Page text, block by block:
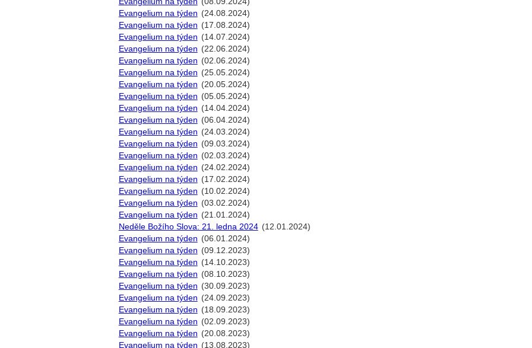
Evangelium na týden (24.08.2024)
Evangelium na týden (17.08.2024)
Evangelium na týden (14.07.2024)
Evangelium na týden (22.06.2024)
Evangelium na týden (02.06.2024)
Evangelium na týden (25.05.2024)
Evangelium na týden (20.05.2024)
Evangelium na týden (05.05.2024)
Evangelium na týden (14.04.2024)
Evangelium na týden (06.04.2024)
Evangelium na týden (24.03.2024)
Evangelium na týden (09.03.2024)
Evangelium na týden (02.03.2024)
Evangelium na týden (24.02.2024)
Evangelium na týden (17.02.2024)
Evangelium na týden (10.02.2024)
Evangelium na týden (03.02.2024)
Evangelium na týden (21.01.2024)
Neděle Božího Slova: 21. ledna 2024 (12.01.2024)
Evangelium na týden (06.01.2024)
Evangelium na týden (09.12.2023)
Evangelium na týden (14.10.2023)
Evangelium na týden (08.10.2023)
Evangelium na týden (30.09.2023)
Evangelium na týden (24.09.2023)
Evangelium na týden (18.09.2023)
Evangelium na týden (02.09.2023)
Evangelium na týden (20.08.2023)
Evangelium na týden (13.08.2023)